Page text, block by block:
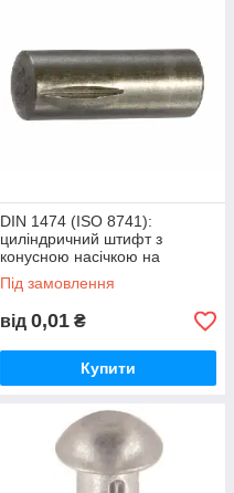
DIN 1474 (ISO 8741):
циліндричний штифт з
конусною насічкою на
половину довжини,
нержавіюча сталь А1
Під замовлення
від 0,01 ₴
Купити